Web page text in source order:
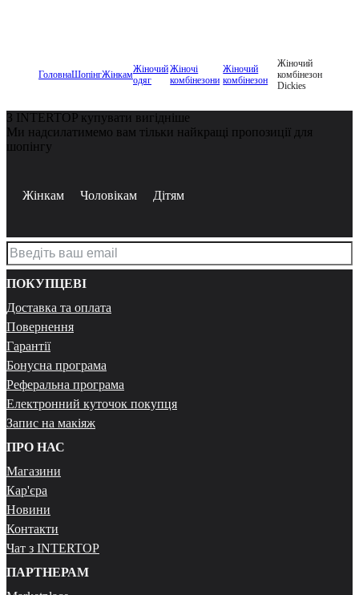
ГоловнаШопінгЖінкамЖіночий
одяг
Жіночі
комбінезони
Жіночий
комбінезон
Жіночий
комбінезон
Dickies
З INTERTOP купувати вигідніше
Ми надсилатимемо вам тільки найкращі пропозиції для
шопінгу
Жінкам Чоловікам Дітям
ПОКУПЦЕВІ
Доставка та оплата
Повернення
Гарантії
Бонусна програма
Реферальна програма
Електронний куточок покупця
Запис на макіяж
ПРО НАС
Магазини
Кар'єра
Новини
Контакти
Чат з INTERTOP
ПАРТНЕРАМ